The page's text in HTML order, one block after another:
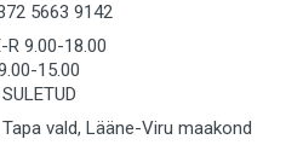
5663 9142
R 9.00-18.00
15.00
vald, Lääne-Viru maakond